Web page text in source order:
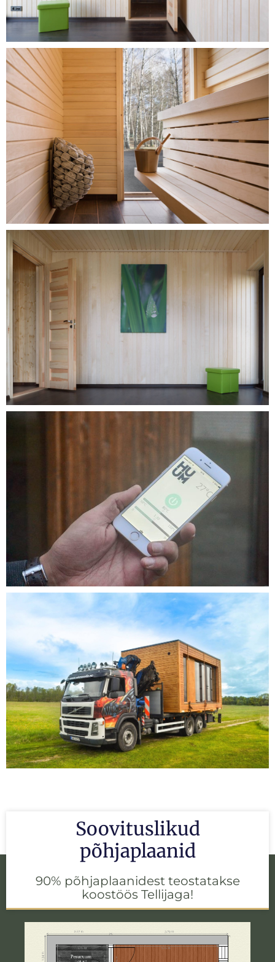
Soovituslikud
põhjaplaanid
90% põhjaplaanidest teostatakse
koostöös Tellijaga!